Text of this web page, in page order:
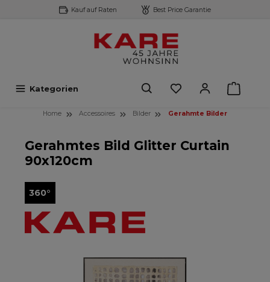
springen Kauf auf Raten Best Price Garantie
Kategorien
Home Accessoires Bilder Gerahmte Bilder
Gerahmtes Bild Glitter Curtain
90x120cm
360°